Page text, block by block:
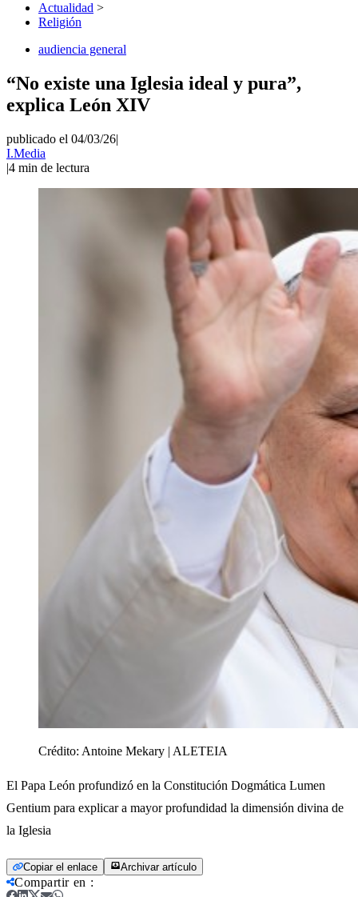
Actualidad >
Religión
audiencia general
“No existe una Iglesia ideal y pura”,
explica León XIV
publicado el 04/03/26|
I.Media
|4 min de lectura
Crédito: Antoine Mekary | ALETEIA
El Papa León profundizó en la Constitución Dogmática Lumen
Gentium para explicar a mayor profundidad la dimensión divina de
la Iglesia
Copiar el enlace Archivar artículo
Compartir en :